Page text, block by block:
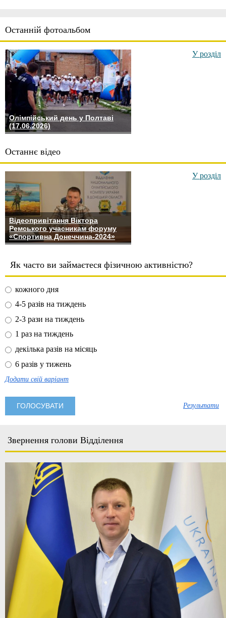
Останній фотоальбом
Олімпійський день у Полтаві
(17.06.2026)
У розділ
Останнє відео
Відеопривітання Віктора
Ремського учасникам форуму
«Спортивна Донеччина-2024»
У розділ
Як часто ви займаєтеся фізичною активністю?
кожного дня
4-5 разів на тиждень
2-3 рази на тиждень
1 раз на тиждень
декілька разів на місяць
6 разів у тижень
Додати свій варіант
Результати
Звернення голови Відділення